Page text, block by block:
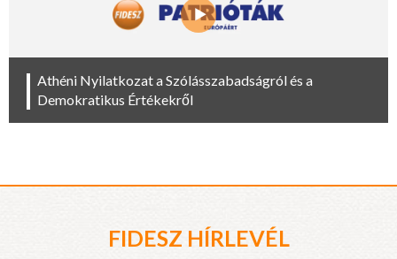
Athéni Nyilatkozat a Szólásszabadságról és a
Demokratikus Értékekről
FIDESZ HÍRLEVÉL